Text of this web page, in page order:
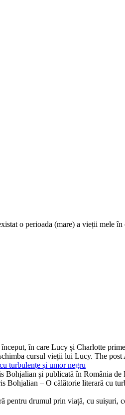
o perioada (mare) a vieții
în care Lucy și Charlotte
schimba cursul vieții lui Lucy. The
turbulențe și umor negru
și publicată în România
Bohjalian – O călătorie literară cu
pentru drumul prin viață, cu